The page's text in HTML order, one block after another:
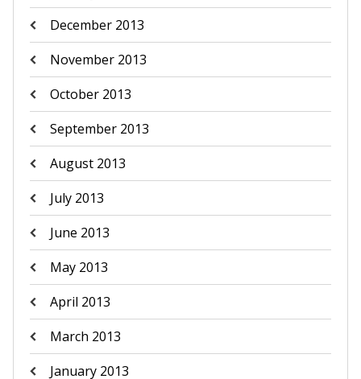
December 2013
November 2013
October 2013
September 2013
August 2013
July 2013
June 2013
May 2013
April 2013
March 2013
January 2013